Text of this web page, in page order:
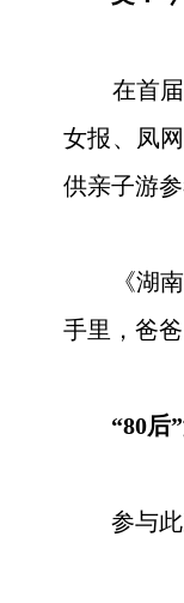
在首届湖
女报、凤
供亲子游
《湖南家
手里，爸
“80后
参与此次